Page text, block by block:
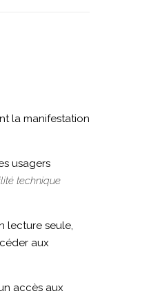
la manifestation
usagers
technique
lecture seule,
aux
accès aux